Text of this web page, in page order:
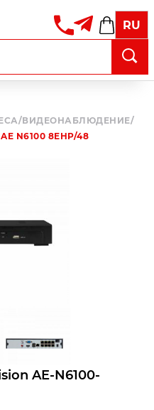
RU
/ВИДЕОНАБЛЮДЕНИЕ/
N6100 8EHP/48
AE-N6100-